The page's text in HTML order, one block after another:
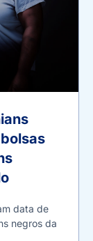
data de
negros da